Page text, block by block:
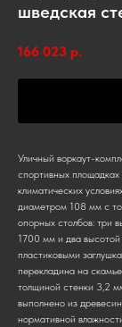
шведская
166 023 р.
Уличный воркаут-
спортивных
климатических
диаметром 108 мм с
опорных столбов: три
1700 мм и два
пластиковыми
перекладина на
толщиной стенки 3,2
выполнено из
нормативной